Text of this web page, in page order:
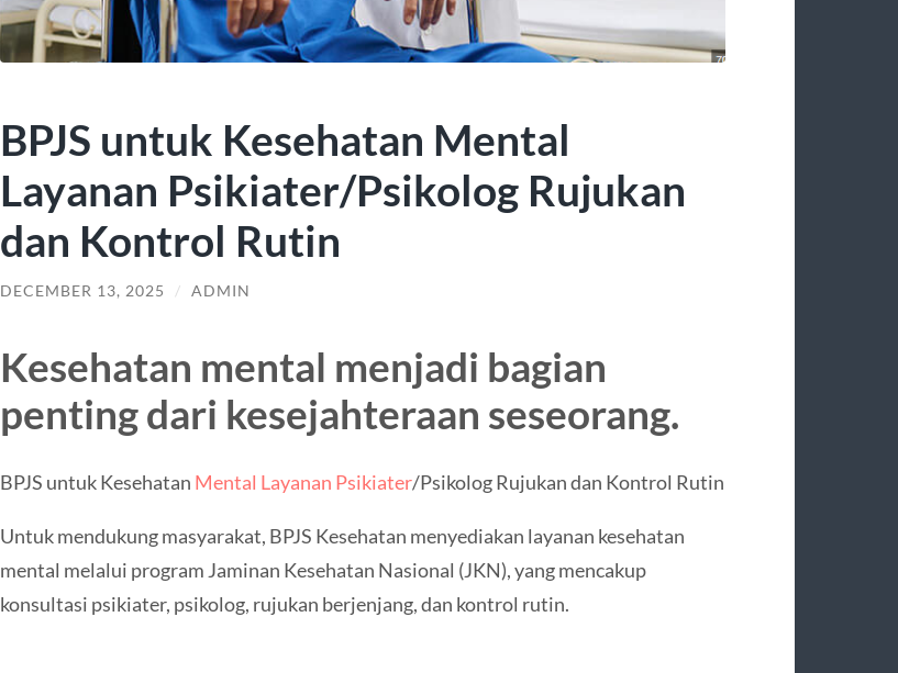
BPJS untuk Kesehatan Mental
Layanan Psikiater/Psikolog Rujukan
dan Kontrol Rutin
DECEMBER 13, 2025 / ADMIN
Kesehatan mental menjadi bagian
penting dari kesejahteraan seseorang.
BPJS untuk Kesehatan Mental Layanan Psikiater/Psikolog Rujukan dan Kontrol Rutin
Untuk mendukung masyarakat, BPJS Kesehatan menyediakan layanan kesehatan
mental melalui program Jaminan Kesehatan Nasional (JKN), yang mencakup
konsultasi psikiater, psikolog, rujukan berjenjang, dan kontrol rutin.